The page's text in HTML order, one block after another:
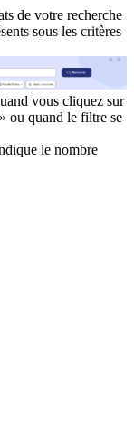
de votre recherche
sous les critères
vous cliquez sur
quand le filtre se
le nombre